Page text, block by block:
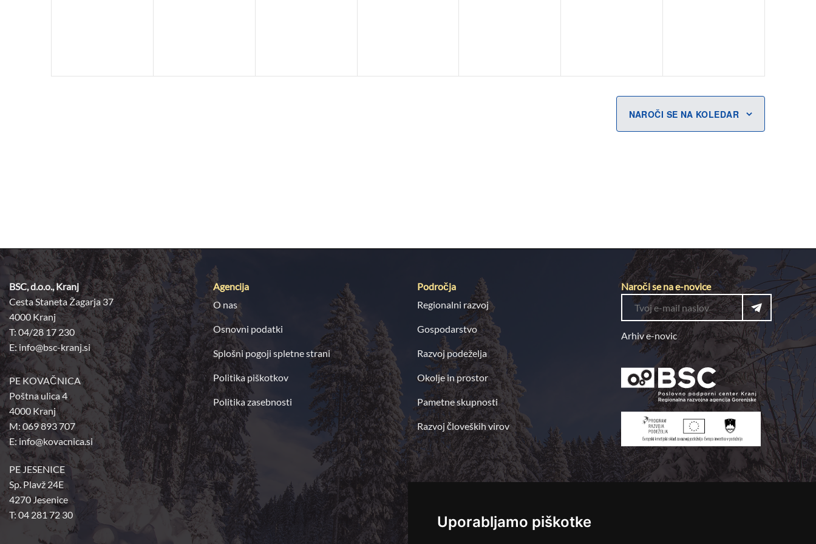
Uporabljamo piškotke
NAROČI SE NA KOLEDAR
BSC, d.o.o., Kranj
Cesta Staneta Žagarja 37
4000 Kranj
T: 04/28 17 230
E:info@bsc-kranj.si
PE KOVAČNICA
Poštna ulica 4
4000 Kranj
M: 069 893 707
E: info@kovacnica.si
PE JESENICE
Sp. Plavž 24E
4270 Jesenice
T: 04 281 72 30
Agencija
O nas
Osnovni podatki
Splošni pogoji spletne strani
Politika piškotkov
Politika zasebnosti
Področja
Regionalni razvoj
Gospodarstvo
Razvoj podeželja
Okolje in prostor
Pametne skupnosti
Razvoj človeških virov
Naroči se na e-novice
Arhiv e-novic